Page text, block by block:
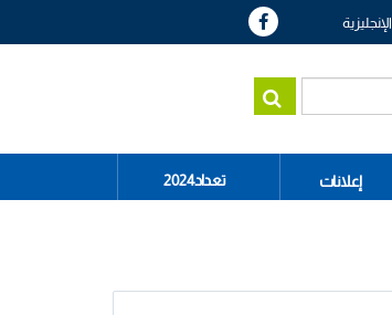
الإنجليزية
إعلانات تعداد2024